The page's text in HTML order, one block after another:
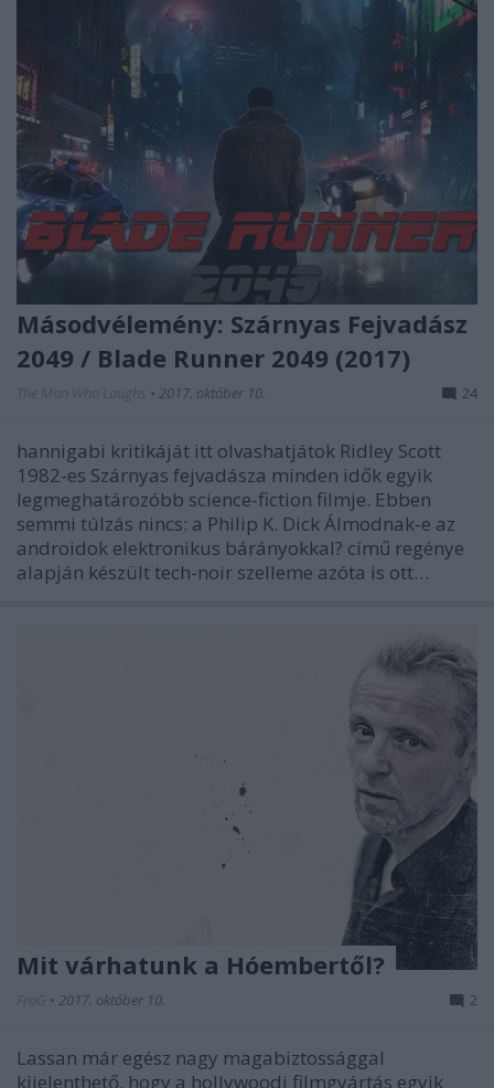
Másodvélemény: Szárnyas Fejvadász
2049 / Blade Runner 2049 (2017)
• 2017. október 10. 24
hannigabi kritikáját itt olvashatjátok Ridley Scott
1982-es Szárnyas fejvadásza minden idők egyik
legmeghatározóbb science-fiction filmje. Ebben
semmi túlzás nincs: a Philip K. Dick Álmodnak-e az
androidok elektronikus bárányokkal? című regénye
alapján készült tech-noir szelleme azóta is ott…
Mit várhatunk a Hóembertől?
• 2017. október 10. 2
Lassan már egész nagy magabiztossággal
kijelenthető, hogy a hollywoodi filmgyártás egyik